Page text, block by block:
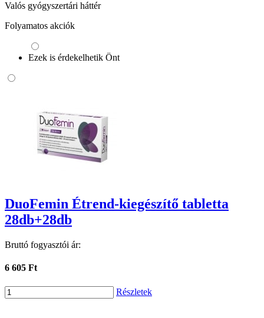
Valós gyógyszertári háttér
Folyamatos akciók
Ezek is érdekelhetik Önt
DuoFemin Étrend-kiegészítő tabletta
28db+28db
Bruttó fogyasztói ár:
6 605 Ft
Részletek